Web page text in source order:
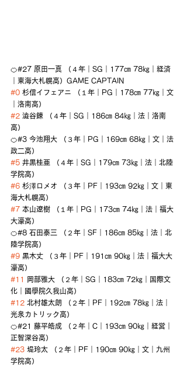
🍊#27 原田一真 （４年｜SG｜177㎝ 78㎏｜経済
｜東海大札幌高）GAME CAPTAIN
#0 杉信イフェアニ （１年｜PG｜178㎝ 77㎏｜文
｜洛南高）
#2 澁谷錬 （４年｜SG｜186㎝ 84㎏｜法｜洛南
高）
🍊#3 今池翔大 （３年｜PG｜169㎝ 68㎏｜文｜法
政二高）
#5 井黒桂亜 （４年｜SG｜179㎝ 73㎏｜法｜北陸
学院高）
#6 杉澤ロメオ （３年｜PF｜193㎝ 92㎏｜文｜東
海大札幌高）
#7 本山遼樹 （１年｜PG｜173㎝ 74㎏｜法｜福大
大濠高）
🍊#8 石田泰三 （２年｜SF｜186㎝ 85㎏｜法｜北
陸学院高）
#9 黒木丈 （３年｜PF｜191㎝ 90㎏｜法｜福大大
濠高）
#11
岡部雅大 （２年｜SG｜183㎝ 72㎏｜国際文
化｜國學院久我山高）
#12 北村雄太朗 （２年｜PF｜192㎝ 78㎏｜法｜
光泉カトリック高）
🍊#21 藤平皓成 （２年｜C｜193㎝ 90㎏｜経営｜
正智深谷高）
#23 堤玲太 （２年｜PF｜190㎝ 90㎏｜文｜九州
学院高）